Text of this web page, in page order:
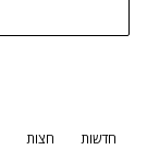
חדשות חצות